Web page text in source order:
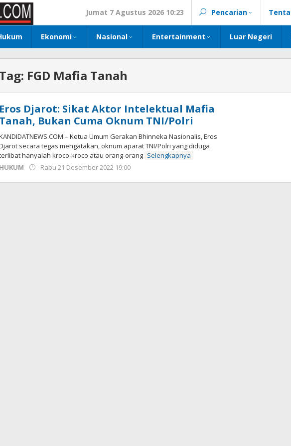
Jumat 7 Agustus 2026 10:23 Pencarian
Ekonomi Nasional Entertainment Luar Negeri
Tag: FGD Mafia Tanah
Eros Djarot: Sikat Aktor Intelektual Mafia
Tanah, Bukan Cuma Oknum TNI/Polri
– Ketua Umum Gerakan Bhinneka Nasionalis, Eros
secara tegas mengatakan, oknum aparat TNI/Polri yang diduga
hanyalah kroco-kroco atau orang-orang Selengkapnya
HUKUM
Rabu 21 Desember 2022 19:00
Jackson